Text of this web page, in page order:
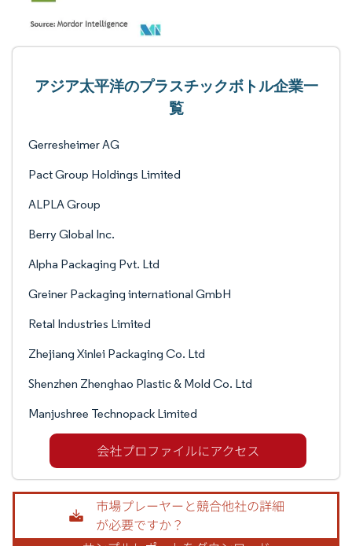
アジア太平洋のプラスチックボトル企業一
覧
Gerresheimer AG
Pact Group Holdings Limited
ALPLA Group
Berry Global Inc.
Alpha Packaging Pvt. Ltd
Greiner Packaging international GmbH
Retal Industries Limited
Zhejiang Xinlei Packaging Co. Ltd
Shenzhen Zhenghao Plastic & Mold Co. Ltd
Manjushree Technopack Limited